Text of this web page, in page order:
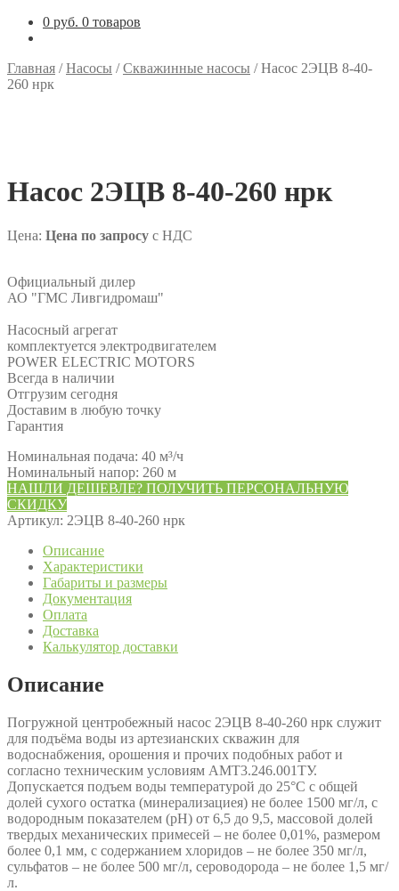
0 руб. 0 товаров
Главная /Насосы /Скважинные насосы /Насос 2ЭЦВ 8-40-
260 нрк
Насос 2ЭЦВ 8-40-260 нрк
Цена: Цена по запросу с НДС
Официальный дилер
АО "ГМС Ливгидромаш"
Насосный агрегат
комплектуется электродвигателем
POWER ELECTRIC MOTORS
Всегда в наличии
Отгрузим сегодня
Доставим в любую точку
Гарантия
Номинальная подача: 40 м³/ч
Номинальный напор: 260 м
НАШЛИ ДЕШЕВЛЕ? ПОЛУЧИТЬ ПЕРСОНАЛЬНУЮ
СКИДКУ
Артикул: 2ЭЦВ 8-40-260 нрк
Описание
Характеристики
Габариты и размеры
Документация
Оплата
Доставка
Калькулятор доставки
Описание
Погружной центробежный насос 2ЭЦВ 8-40-260 нрк служит
для подъёма воды из артезианских скважин для
водоснабжения, орошения и прочих подобных работ и
согласно техническим условиям АМТ3.246.001ТУ.
Допускается подъем воды температурой до 25°С с общей
долей сухого остатка (минерализациея) не более 1500 мг/л, с
водородным показателем (рН) от 6,5 до 9,5, массовой долей
твердых механических примесей – не более 0,01%, размером
более 0,1 мм, с содержанием хлоридов – не более 350 мг/л,
сульфатов – не более 500 мг/л, сероводорода – не более 1,5 мг/
л.